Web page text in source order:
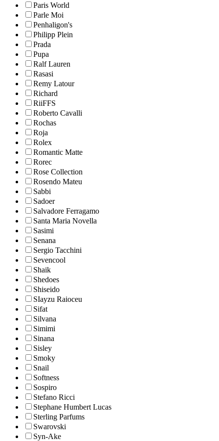
Paris World
Parle Moi
Penhaligon's
Philipp Plein
Prada
Pupa
Ralf Lauren
Rasasi
Remy Latour
Richard
RiiFFS
Roberto Cavalli
Rochas
Roja
Rolex
Romantic Matte
Rorec
Rose Collection
Rosendo Mateu
Sabbi
Sadoer
Salvadore Ferragamo
Santa Maria Novella
Sasimi
Senana
Sergio Tacchini
Sevencool
Shaik
Shedoes
Shiseido
SIayzu Raioceu
Sifat
Silvana
Simimi
Sinana
Sisley
Smoky
Snail
Softness
Sospiro
Stefano Ricci
Stephane Humbert Lucas
Sterling Parfums
Swarovski
Syn-Ake